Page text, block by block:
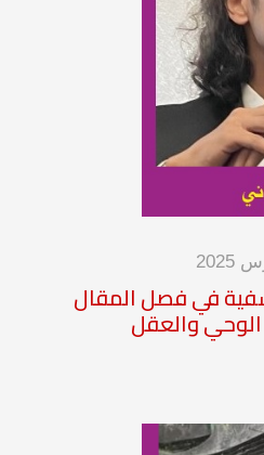
في فصل المقال
الوحي والعقل